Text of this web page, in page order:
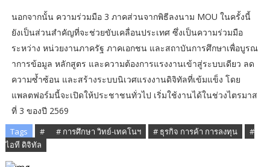
นอกจากนั้น ความร่วมมือ 3 ภาคส่วนจากพิธีลงนาม MOU ในครั้งนี้
ยังเป็นส่วนสำคัญที่จะช่วยขับเคลื่อนประเทศ ซึ่งเป็นความร่วมมือ
ระหว่าง หน่วยงานภาครัฐ ภาคเอกชน และสถาบันการศึกษาเพื่อบูรณ
าการข้อมูล หลักสูตร และความต้องการแรงงานเข้าสู่ระบบเดียว ลด
ความซ้ำซ้อน และสร้างระบบนิเวศแรงงานดิจิทัลที่เข้มแข็ง โดย
แพลตฟอร์มนี้จะเปิดให้ประชาชนทั่วไป เริ่มใช้งานได้ในช่วงไตรมาส
ที่ 3 ของปี 2569
Tags # ​ # การศึกษา วิทย์-เทคโนฯ # ธุรกิจ การค้า การลงทุน
#
ไอที ดิจิทัล